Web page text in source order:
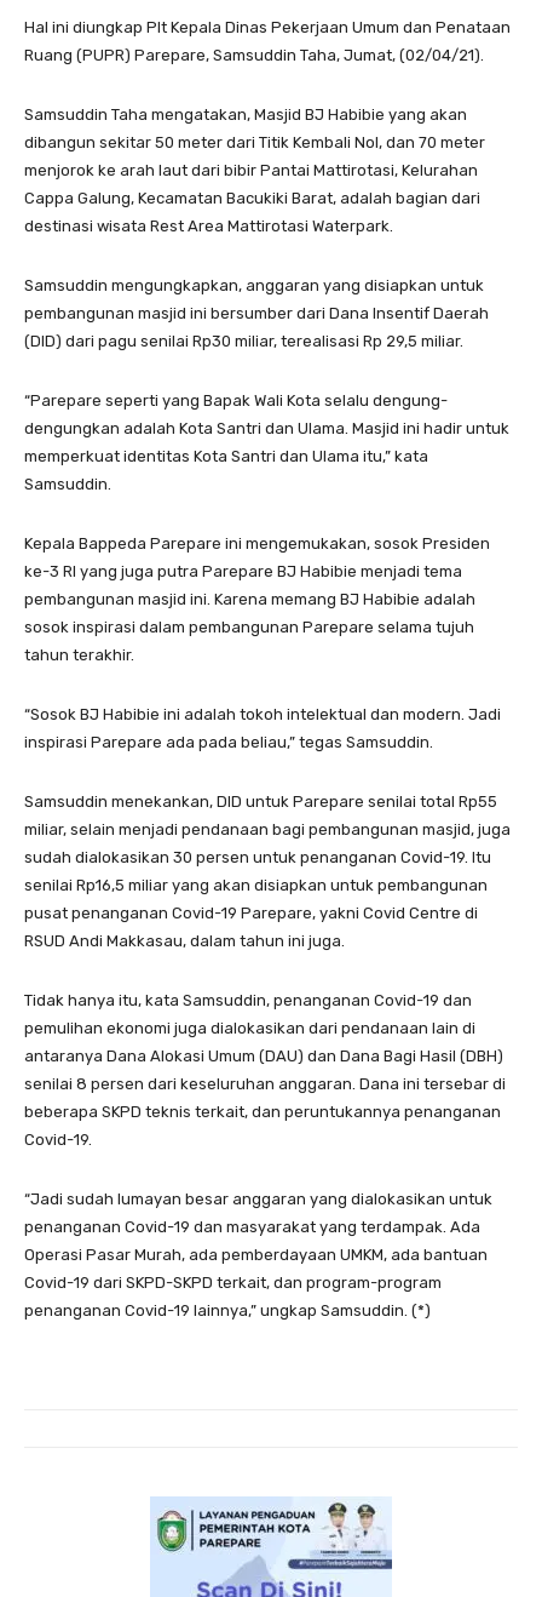
Hal ini diungkap Plt Kepala Dinas Pekerjaan Umum dan Penataan
Ruang (PUPR) Parepare, Samsuddin Taha, Jumat, (02/04/21).
Samsuddin Taha mengatakan, Masjid BJ Habibie yang akan
dibangun sekitar 50 meter dari Titik Kembali Nol, dan 70 meter
menjorok ke arah laut dari bibir Pantai Mattirotasi, Kelurahan
Cappa Galung, Kecamatan Bacukiki Barat, adalah bagian dari
destinasi wisata Rest Area Mattirotasi Waterpark.
Samsuddin mengungkapkan, anggaran yang disiapkan untuk
pembangunan masjid ini bersumber dari Dana Insentif Daerah
(DID) dari pagu senilai Rp30 miliar, terealisasi Rp 29,5 miliar.
“Parepare seperti yang Bapak Wali Kota selalu dengung-
dengungkan adalah Kota Santri dan Ulama. Masjid ini hadir untuk
memperkuat identitas Kota Santri dan Ulama itu,” kata
Samsuddin.
Kepala Bappeda Parepare ini mengemukakan, sosok Presiden
ke-3 RI yang juga putra Parepare BJ Habibie menjadi tema
pembangunan masjid ini. Karena memang BJ Habibie adalah
sosok inspirasi dalam pembangunan Parepare selama tujuh
tahun terakhir.
“Sosok BJ Habibie ini adalah tokoh intelektual dan modern. Jadi
inspirasi Parepare ada pada beliau,” tegas Samsuddin.
Samsuddin menekankan, DID untuk Parepare senilai total Rp55
miliar, selain menjadi pendanaan bagi pembangunan masjid, juga
sudah dialokasikan 30 persen untuk penanganan Covid-19. Itu
senilai Rp16,5 miliar yang akan disiapkan untuk pembangunan
pusat penanganan Covid-19 Parepare, yakni Covid Centre di
RSUD Andi Makkasau, dalam tahun ini juga.
Tidak hanya itu, kata Samsuddin, penanganan Covid-19 dan
pemulihan ekonomi juga dialokasikan dari pendanaan lain di
antaranya Dana Alokasi Umum (DAU) dan Dana Bagi Hasil (DBH)
senilai 8 persen dari keseluruhan anggaran. Dana ini tersebar di
beberapa SKPD teknis terkait, dan peruntukannya penanganan
Covid-19.
“Jadi sudah lumayan besar anggaran yang dialokasikan untuk
penanganan Covid-19 dan masyarakat yang terdampak. Ada
Operasi Pasar Murah, ada pemberdayaan UMKM, ada bantuan
Covid-19 dari SKPD-SKPD terkait, dan program-program
penanganan Covid-19 lainnya,” ungkap Samsuddin. (*)